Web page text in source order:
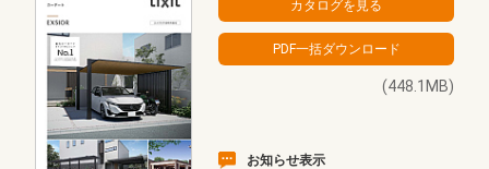
(448.1MB)
お知らせ表示